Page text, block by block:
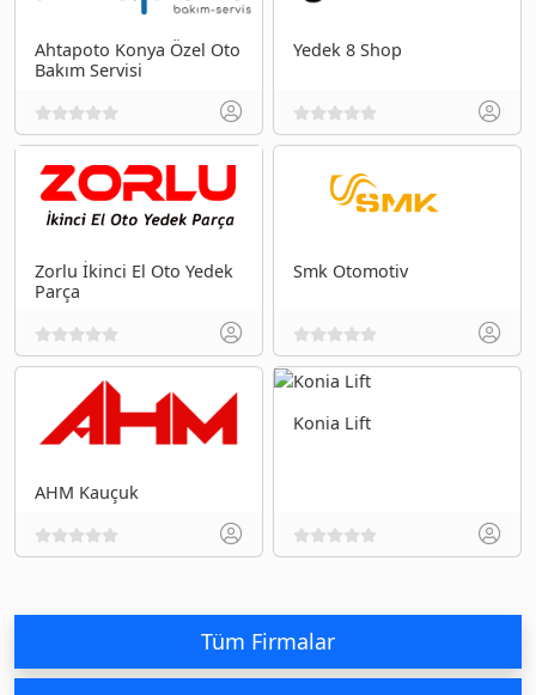
Ahtapoto Konya Özel Oto
Bakım Servisi
Yedek 8 Shop
Zorlu İkinci El Oto Yedek
Parça
Smk Otomotiv
AHM Kauçuk
Konia Lift
Tüm Firmalar